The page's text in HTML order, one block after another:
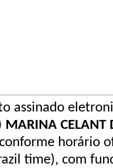
assinado
MARINA CELANT
horário
time), com